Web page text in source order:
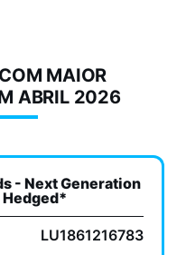
MAIOR
ABRIL 2026
- Next Generation
Hedged*
LU1861216783